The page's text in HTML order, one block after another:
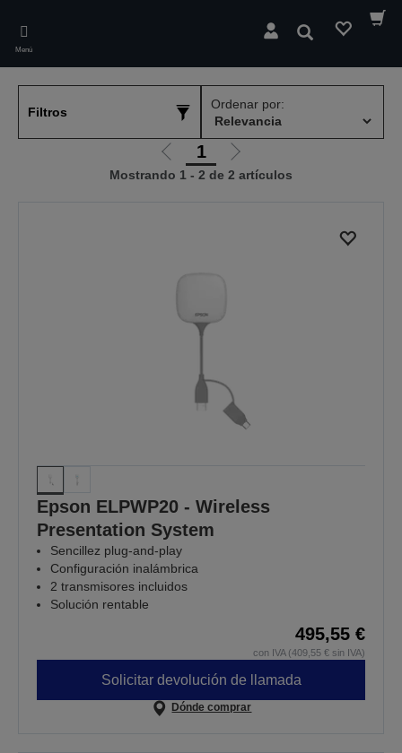
main
content
Menú
Buscar
Filtros
Ordenar por:
Ir
a
1
Ir
a
Mostrando 1 - 2 de 2 artículos
Epson ELPWP20 - Wireless
Presentation System
Sencillez plug-and-play
Configuración inalámbrica
2 transmisores incluidos
Solución rentable
495,55 €
con IVA (409,55 € sin IVA)
Solicitar devolución de llamada
Dónde comprar